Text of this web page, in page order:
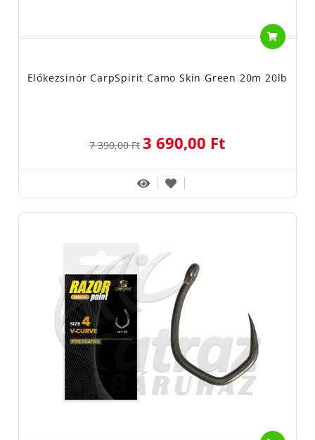
Előkezsinór CarpSpirit Camo Skin Green 20m 20lb
7 390,00 Ft 3 690,00 Ft